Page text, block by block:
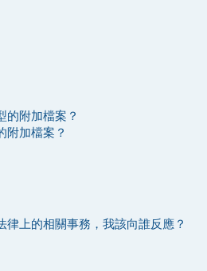
的附加檔案？
附加檔案？
律上的相關事務，我該向誰反應？